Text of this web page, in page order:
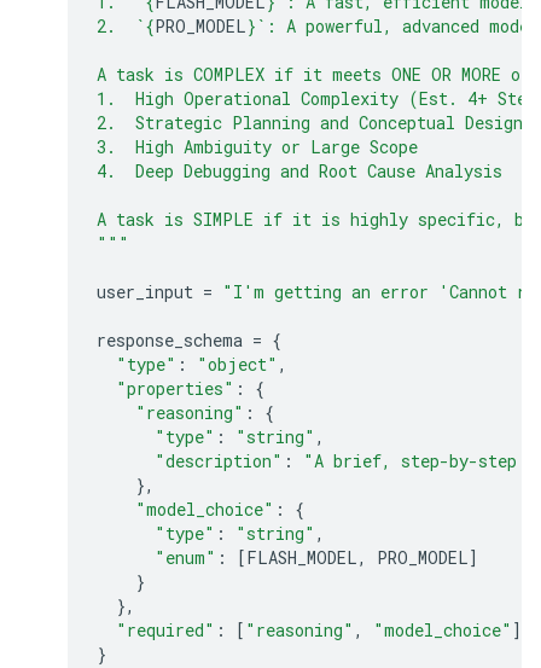
2.  `{PRO_MODEL} `: A powerful, advanced
A task is COMPLEX if it meets ONE OR
1.  High Operational Complexity (Est. 4+
2.  Strategic Planning and Conceptual Design
3.  High Ambiguity or Large Scope
4.  Deep Debugging and Root Cause Analysis
A task is SIMPLE if it is highly specific,
"""
user_input = "I'm getting an error 'Cannot
response_schema = {
"type" : "object" ,
"properties" :
{
"reasoning" :
{
"type" : "string" ,
"description" :
"A brief, step-by-step
},
"model_choice" :
{
"type" : "string" ,
"enum" : [FLASH_MODEL, PRO_MODEL]
}
},
"required" : [ "reasoning" , "model_choice" ]
}